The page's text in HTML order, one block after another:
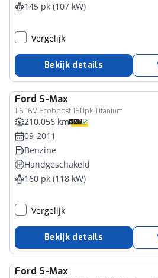
145 pk (107 kW)
Vergelijk
Bekijk details
Ford S-Max
1.6 16V Ecoboost 160pk Titanium
210.056 km
09-2011
Benzine
Handgeschakeld
160 pk (118 kW)
Vergelijk
Bekijk details
Ford S-Max